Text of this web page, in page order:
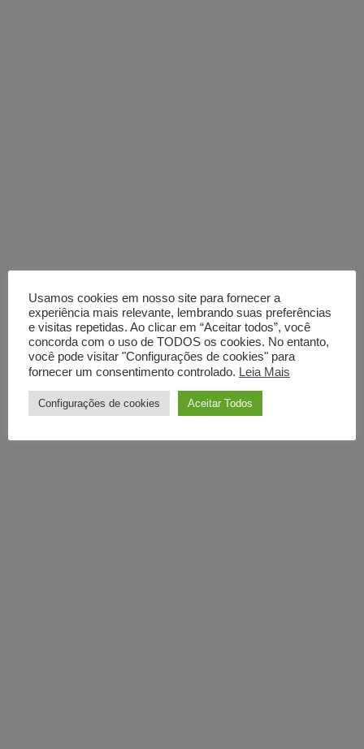
Usamos cookies em nosso site para fornecer a
experiência mais relevante, lembrando suas preferências
e visitas repetidas. Ao clicar em “Aceitar todos”, você
concorda com o uso de TODOS os cookies. No entanto,
você pode visitar "Configurações de cookies" para
fornecer um consentimento controlado. Leia Mais
Configurações de cookies Aceitar Todos